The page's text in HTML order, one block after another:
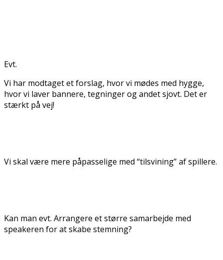
Evt.
Vi har modtaget et forslag, hvor vi mødes med hygge,
hvor vi laver bannere, tegninger og andet sjovt. Det er
stærkt på vej!
Vi skal være mere påpasselige med “tilsvining” af spillere.
Kan man evt. Arrangere et større samarbejde med
speakeren for at skabe stemning?